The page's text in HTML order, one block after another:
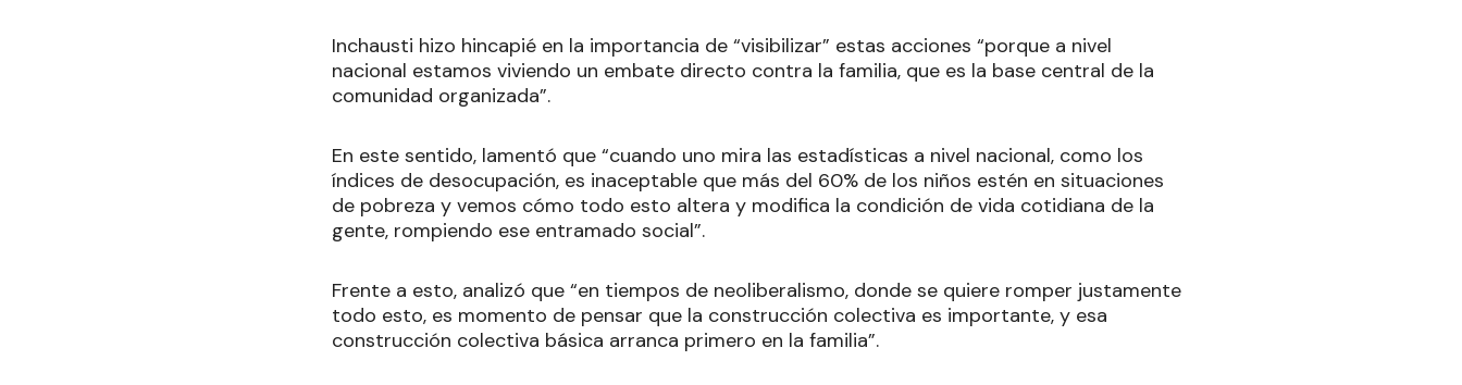
Inchausti hizo hincapié en la importancia de “visibilizar” estas acciones “porque a nivel
nacional estamos viviendo un embate directo contra la familia, que es la base central de la
comunidad organizada”.
En este sentido, lamentó que “cuando uno mira las estadísticas a nivel nacional, como los
índices de desocupación, es inaceptable que más del 60% de los niños estén en situaciones
de pobreza y vemos cómo todo esto altera y modifica la condición de vida cotidiana de la
gente, rompiendo ese entramado social”.
Frente a esto, analizó que “en tiempos de neoliberalismo, donde se quiere romper justamente
todo esto, es momento de pensar que la construcción colectiva es importante, y esa
construcción colectiva básica arranca primero en la familia”.